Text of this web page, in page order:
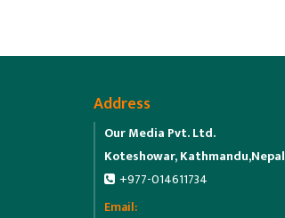
Address
Our Media Pvt. Ltd.
Koteshowar, Kathmandu,Nepal
+977-014611734
Email: